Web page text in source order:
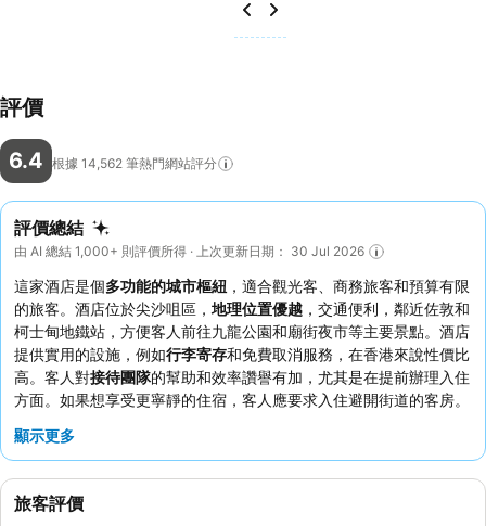
評價
6.4 根據 14,562 筆熱門網站評分
評價總結
由 AI 總結 1,000+ 則評價所得 · 上次更新日期： 30 Jul 2026
這家酒店是個多功能的城市樞紐 ，適合觀光客、商務旅客和預算有限
的旅客。酒店位於尖沙咀區， 地理位置優越 ，交通便利，鄰近佐敦和
柯士甸地鐵站，方便客人前往九龍公園和廟街夜市等主要景點。酒店
提供實用的設施，例如行李寄存和免費取消服務，在香港來說性價比
高。客人對接待團隊的幫助和效率讚譽有加，尤其是在提前辦理入住
方面。如果想享受更寧靜的住宿，客人應要求入住避開街道的客房。
顯示更多
旅客評價